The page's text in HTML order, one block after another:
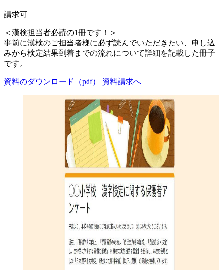
請求可
＜漢検担当者必読の1冊です！＞
事前に漢検のご担当者様に必ず読んでいただきたい、申し込
みから検定結果到着までの流れについて詳細を記載した冊子
です。
資料のダウンロード（pdf） 資料請求へ